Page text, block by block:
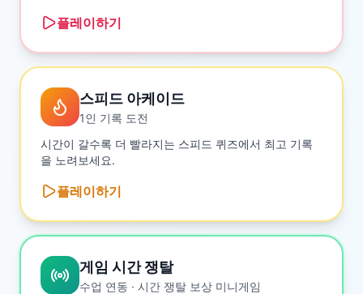
플레이하기
스피드 아케이드
1인 기록 도전
시간이 갈수록 더 빨라지는 스피드 퀴즈에서 최고 기록
을 노려보세요.
플레이하기
게임 시간 쟁탈
수업 연동 · 시간 쟁탈 보상 미니게임